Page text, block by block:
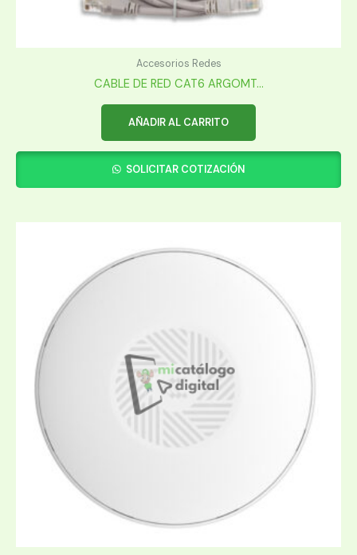
Accesorios Redes
CABLE DE RED CAT6 ARGOMT...
AÑADIR AL CARRITO
SOLICITAR COTIZACIÓN